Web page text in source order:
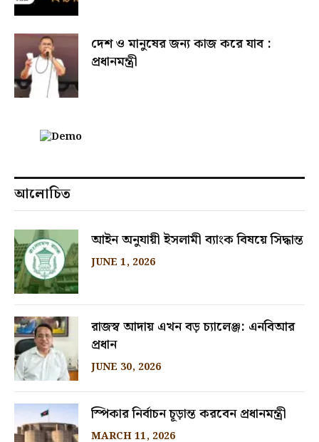
দেশ ও মানুষের জন্য কাজ করে যাব :
প্রধানমন্ত্রী
আলোচিত
আইন অনুযায়ী ইসলামী ব্যাংক বিষয়ে সিদ্ধান্ত
JUNE 1, 2026
রাজস্ব আদায় এখন বড় চ্যালেঞ্জ: এনবিআর
প্রধান
JUNE 30, 2026
স্পিকার নির্বাচন চূড়ান্ত করবেন প্রধানমন্ত্রী
MARCH 11, 2026